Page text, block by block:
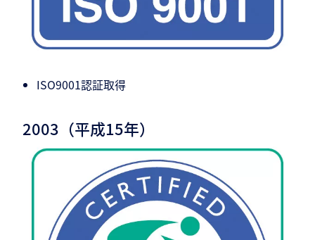
ISO9001認証取得
2003（平成15年）